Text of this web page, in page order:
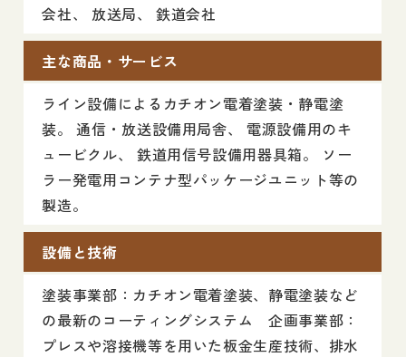
会社、 放送局、 鉄道会社
主な商品・サービス
ライン設備によるカチオン電着塗装・静電塗
装。 通信・放送設備用局舎、 電源設備用のキ
ュービクル、 鉄道用信号設備用器具箱。 ソー
ラー発電用コンテナ型パッケージユニット等の
製造。
設備と技術
塗装事業部：カチオン電着塗装、静電塗装など
の最新のコーティングシステム 企画事業部：
プレスや溶接機等を用いた板金生産技術、排水